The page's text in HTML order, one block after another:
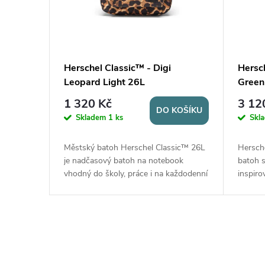
i
Herschel Classic™ - Digi
Leopard Light 26L
1 320 Kč
Skladem 1 ks
DO KOŠÍKU
Městský batoh Herschel Classic™ 26L
je nadčasový batoh na notebook
vhodný do školy, práce i na každodenní
3
batoh